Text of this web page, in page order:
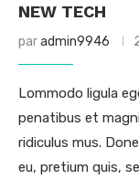
NEW TECH
paradmin9946
Lommodo ligula
penatibus et
ridiculus mus.
eu, pretium quis,